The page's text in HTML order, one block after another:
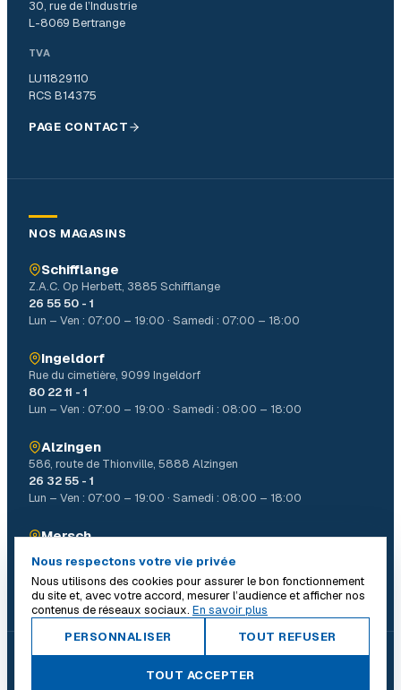
30, rue de l’Industrie
L-8069 Bertrange
TVA
LU11829110
RCS B14375
PAGE CONTACT
NOS MAGASINS
Schifflange
Z.A.C. Op Herbett, 3885 Schifflange
26 55 50 - 1
Lun – Ven : 07:00 – 19:00 · Samedi : 07:00 – 18:00
Ingeldorf
Rue du cimetière, 9099 Ingeldorf
80 22 11 - 1
Lun – Ven : 07:00 – 19:00 · Samedi : 08:00 – 18:00
Alzingen
586, route de Thionville, 5888 Alzingen
26 32 55 - 1
Lun – Ven : 07:00 – 19:00 · Samedi : 08:00 – 18:00
Mersch
26 32 31 - 1
Lun – Ven : 07:00 – 19:00 · Samedi : 08:00 – 18:00
© 2026 Batiself. Tous droits réservés. |
Nous respectons votre vie privée
Nous utilisons des cookies pour assurer le bon fonctionnement
du site et, avec votre accord, mesurer l’audience et afficher nos
contenus de réseaux sociaux. En savoir plus
PERSONNALISER
TOUT REFUSER
TOUT ACCEPTER